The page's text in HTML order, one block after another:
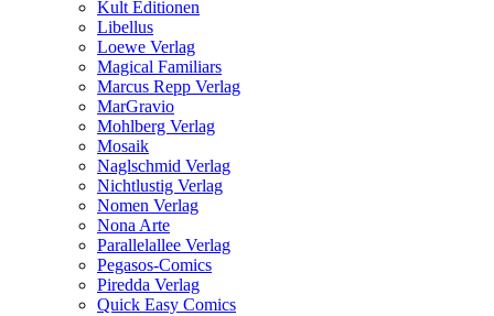
Kult Editionen
Libellus
Loewe Verlag
Magical Familiars
Marcus Repp Verlag
MarGravio
Mohlberg Verlag
Mosaik
Naglschmid Verlag
Nichtlustig Verlag
Nomen Verlag
Nona Arte
Parallelallee Verlag
Pegasos-Comics
Piredda Verlag
Quick Easy Comics